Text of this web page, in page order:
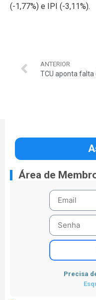
(-1,77%) e IPI (-3,11%).
ANTERIOR
Área de
Precisa